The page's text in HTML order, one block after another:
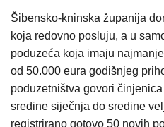
Šibensko-kninska županija
koja redovno posluju, a u
poduzeća koja imaju
od 50.000 eura godišnjeg
poduzetništva govori
sredine siječnja do sredine
registrirano gotovo 50 novih